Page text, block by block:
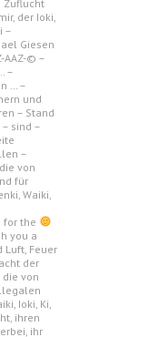
Zuflucht
der Ioki,
–
Giesen
AAZ-© –
–
… –
und
– Stand
sind –
–
von
für
Waiki,
for the
you a
Luft, Feuer
der
von
Ioki, Ki,
ihren
ihr